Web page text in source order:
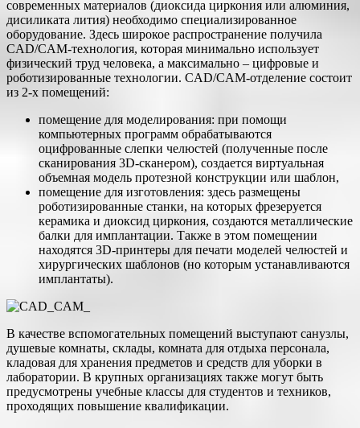
современных материалов (диоксида циркония или алюминия,
дисиликата лития) необходимо специализированное
оборудование. Здесь широкое распространение получила
CAD/CAM-технология, которая минимально использует
физический труд человека, а максимально – цифровые и
роботизированные технологии. CAD/CAM-отделение состоит
из 2-х помещений:
помещение для моделирования: при помощи
компьютерных программ обрабатываются
оцифрованные слепки челюстей (полученные после
сканирования 3D-сканером), создается виртуальная
объемная модель протезной конструкции или шаблон,
помещение для изготовления: здесь размещены
роботизированные станки, на которых фрезеруется
керамика и диоксид циркония, создаются металлические
балки для имплантации. Также в этом помещении
находятся 3D-принтеры для печати моделей челюстей и
хирургических шаблонов (но которым устанавливаются
имплантаты).
В качестве вспомогательных помещений выступают санузлы,
душевые комнаты, склады, комната для отдыха персонала,
кладовая для хранения предметов и средств для уборки в
лаборатории. В крупных организациях также могут быть
предусмотрены учебные классы для студентов и техников,
проходящих повышение квалификации.